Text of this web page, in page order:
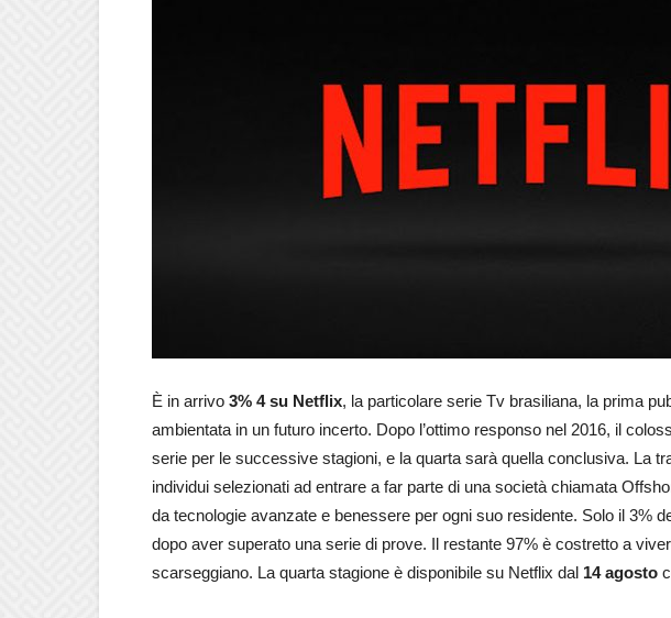
È in arrivo 3% 4 su Netflix, la particolare serie Tv brasiliana, la prima
ambientata in un futuro incerto. Dopo l’ottimo responso nel 2016, il
serie per le successive stagioni, e la quarta sarà quella conclusiva. La
individui selezionati ad entrare a far parte di una società chiamata
da tecnologie avanzate e benessere per ogni suo residente. Solo il 3%
dopo aver superato una serie di prove. Il restante 97% è costretto a
scarseggiano. La quarta stagione è disponibile su Netflix dal 14 agosto